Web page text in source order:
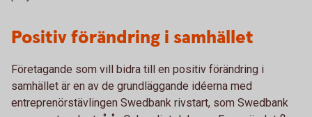
Positiv förändring i samhället
Företagande som vill bidra till en positiv förändring i
samhället är en av de grundläggande idéerna med
entreprenörstävlingen Swedbank rivstart, som Swedbank